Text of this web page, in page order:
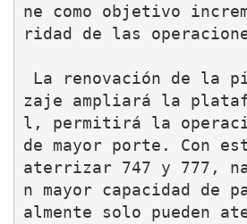
ne como objetivo
ridad de las
zaje ampliará la
l, permitirá la
de mayor porte. Con
aterrizar 747 y 777,
n mayor capacidad de
almente solo pueden